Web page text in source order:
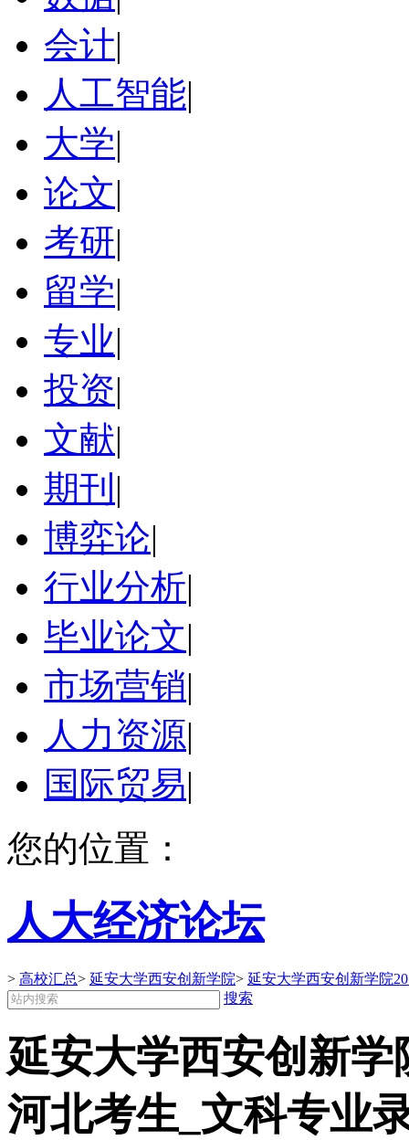
会计|
人工智能|
大学|
论文|
考研|
留学|
专业|
投资|
文献|
期刊 |
博弈论|
行业分析|
毕业论文|
市场营销|
人力资源|
国际贸易|
您的位置：
人大经济论坛
> 高校汇总> 延安大学西安创新学院> 延安大学西安创新学院
搜索
延安大学西安创新学
河北考生_文科专业